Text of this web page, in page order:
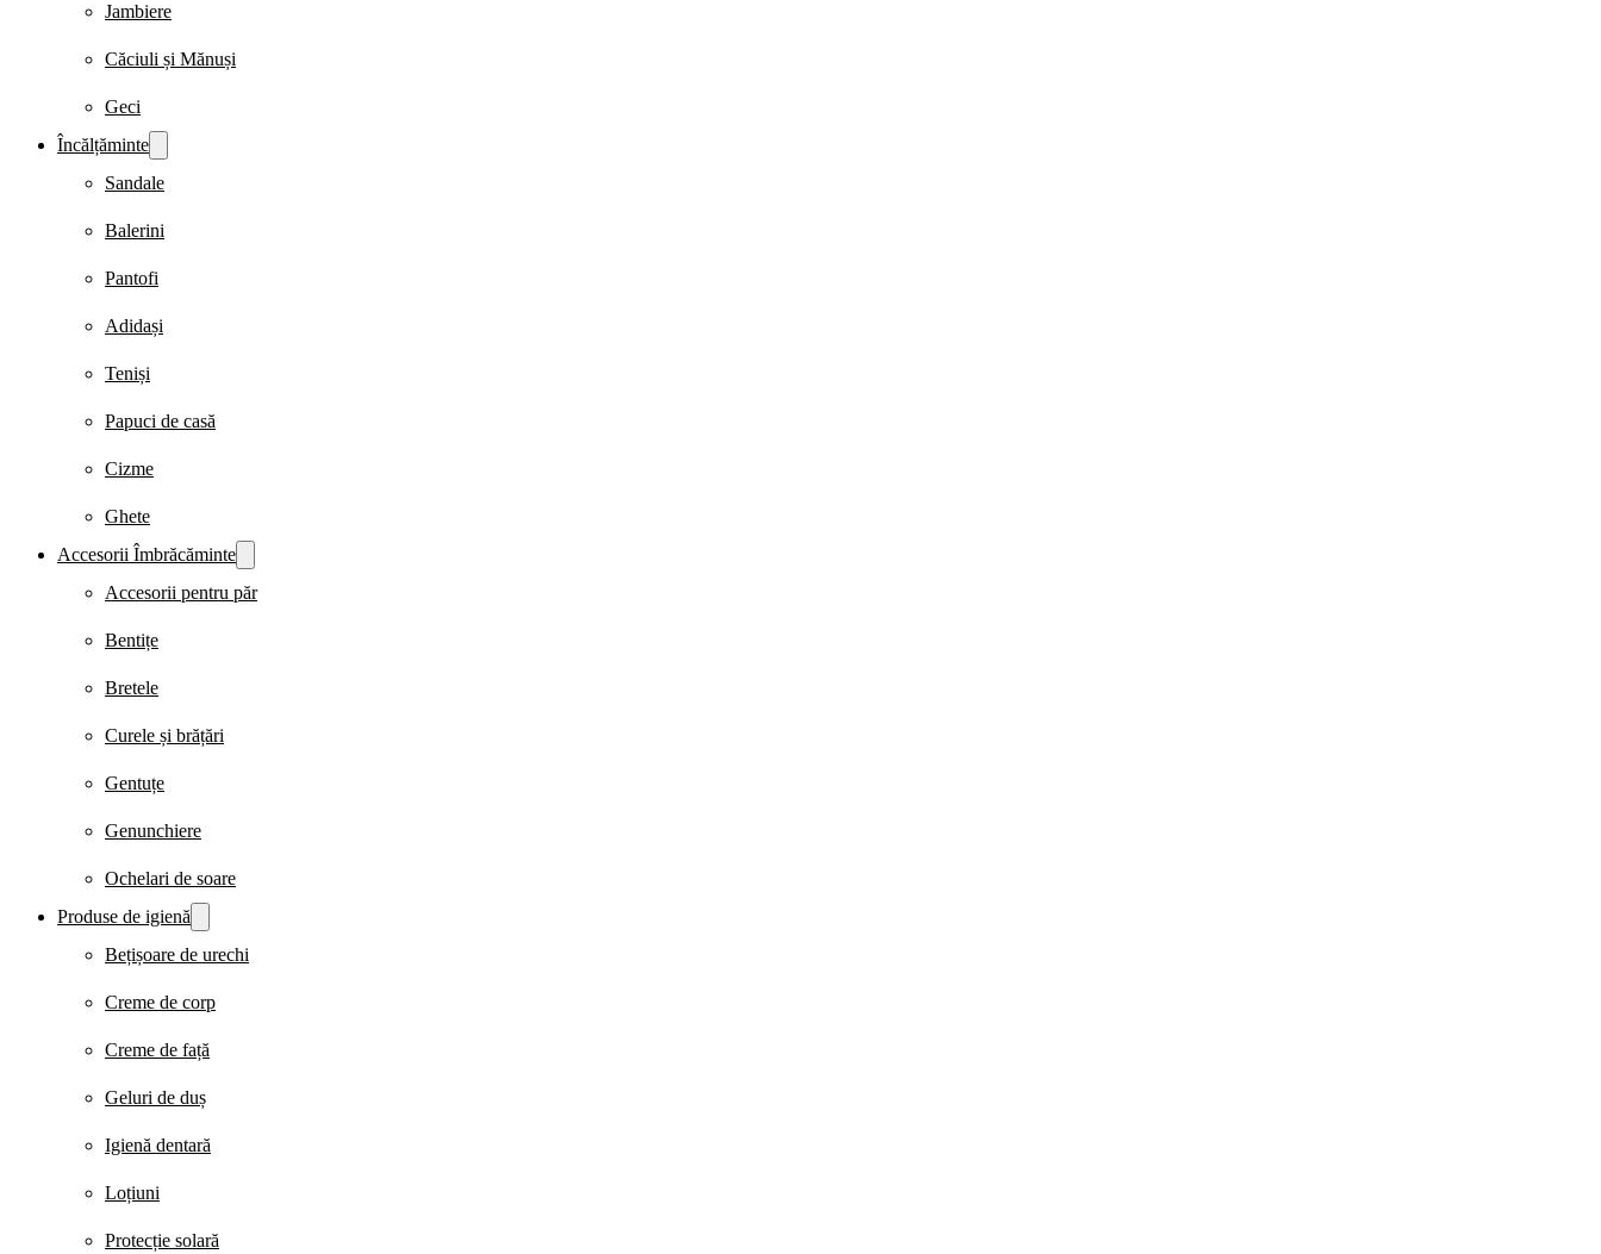
Jambiere
Căciuli și Mănuși
Geci
Încălțăminte
Sandale
Balerini
Pantofi
Adidași
Teniși
Papuci de casă
Cizme
Ghete
Accesorii Îmbrăcăminte
Accesorii pentru păr
Bentițe
Bretele
Curele și brățări
Gentuțe
Genunchiere
Ochelari de soare
Produse de igienă
Bețișoare de urechi
Creme de corp
Creme de față
Geluri de duș
Igienă dentară
Loțiuni
Protecție solară